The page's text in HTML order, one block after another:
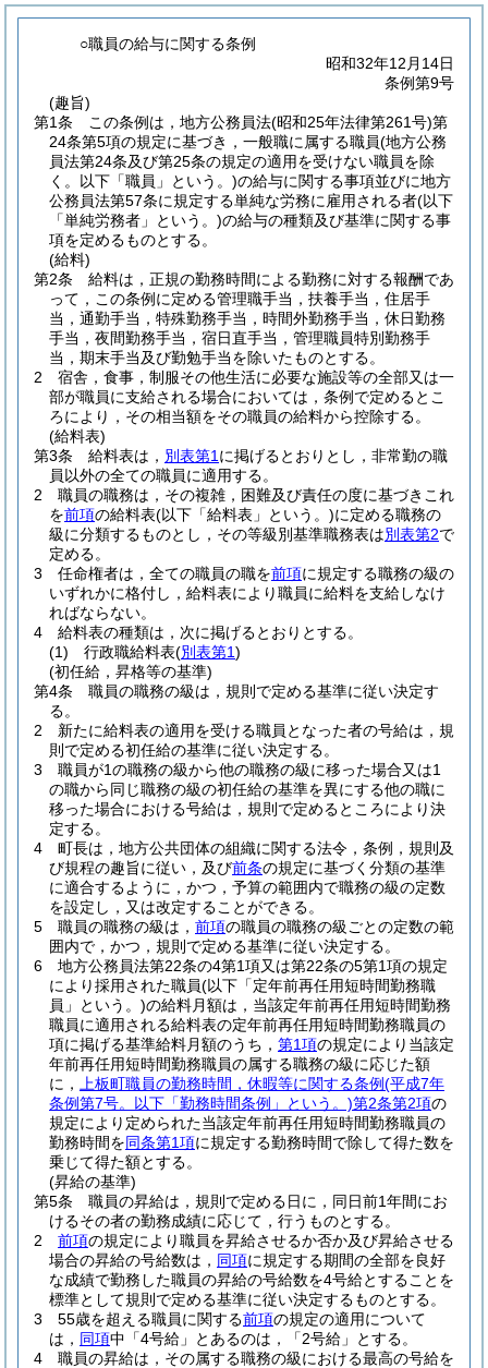
○職員の給与に関する条例
昭和32年12月14日
条例第9号
(趣旨)
第1条
この条例は，地方公務員法(昭和25年法律第261号)第
24条第5項の規定に基づき，一般職に属する職員(地方公務
員法第24条及び第25条の規定の適用を受けない職員を除
く。以下「職員」という。)の給与に関する事項並びに地方
公務員法第57条に規定する単純な労務に雇用される者(以下
「単純労務者」という。)の給与の種類及び基準に関する事
項を定めるものとする。
(給料)
第2条
給料は，正規の勤務時間による勤務に対する報酬であ
って，この条例に定める管理職手当，扶養手当，住居手
当，通勤手当，特殊勤務手当，時間外勤務手当，休日勤務
手当，夜間勤務手当，宿日直手当，管理職員特別勤務手
当，期末手当及び勤勉手当を除いたものとする。
2
宿舎，食事，制服その他生活に必要な施設等の全部又は一
部が職員に支給される場合においては，条例で定めるとこ
ろにより，その相当額をその職員の給料から控除する。
(給料表)
第3条
給料表は， 別表第1 に掲げるとおりとし，非常勤の職
員以外の全ての職員に適用する。
2
職員の職務は，その複雑，困難及び責任の度に基づきこれ
を前項の給料表(以下「給料表」という。)に定める職務の
級に分類するものとし，その等級別基準職務表は別表第2で
定める。
3
任命権者は，全ての職員の職を前項に規定する職務の級の
いずれかに格付し，給料表により職員に給料を支給しなけ
ればならない。
4
給料表の種類は，次に掲げるとおりとする。
(1)
行政職給料表(別表第1)
(初任給，昇格等の基準)
第4条
職員の職務の級は，規則で定める基準に従い決定す
る。
2
新たに給料表の適用を受ける職員となった者の号給は，規
則で定める初任給の基準に従い決定する。
3
職員が1の職務の級から他の職務の級に移った場合又は1
の職から同じ職務の級の初任給の基準を異にする他の職に
移った場合における号給は，規則で定めるところにより決
定する。
4
町長は，地方公共団体の組織に関する法令，条例，規則及
び規程の趣旨に従い，及び前条の規定に基づく分類の基準
に適合するように，かつ，予算の範囲内で職務の級の定数
を設定し，又は改定することができる。
5
職員の職務の級は， 前項の職員の職務の級ごとの定数の範
囲内で，かつ，規則で定める基準に従い決定する。
6
地方公務員法第22条の4第1項又は第22条の5第1項の規定
により採用された職員(以下「定年前再任用短時間勤務職
員」という。)の給料月額は，当該定年前再任用短時間勤務
職員に適用される給料表の定年前再任用短時間勤務職員の
項に掲げる基準給料月額のうち， 第1項の規定により当該定
年前再任用短時間勤務職員の属する職務の級に応じた額
に，
上板町職員の勤務時間，休暇等に関する条例(平成7年
条例第7号。以下「勤務時間条例」という。)第2条第2項の
規定により定められた当該定年前再任用短時間勤務職員の
勤務時間を同条第1項に規定する勤務時間で除して得た数を
乗じて得た額とする。
(昇給の基準)
第5条
職員の昇給は，規則で定める日に，同日前1年間にお
けるその者の勤務成績に応じて，行うものとする。
2
前項の規定により職員を昇給させるか否か及び昇給させる
場合の昇給の号給数は， 同項に規定する期間の全部を良好
な成績で勤務した職員の昇給の号給数を4号給とすることを
標準として規則で定める基準に従い決定するものとする。
3
55歳を超える職員に関する前項の規定の適用について
は， 同項中「4号給」とあるのは，「2号給」とする。
4
職員の昇給は，その属する職務の級における最高の号給を